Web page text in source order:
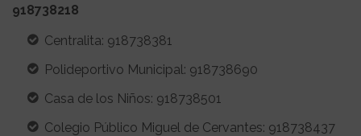
918738218
Centralita: 918738381
Polideportivo Municipal: 918738690
Casa de los Niños: 918738501
Colegio Público Miguel de Cervantes: 918738437